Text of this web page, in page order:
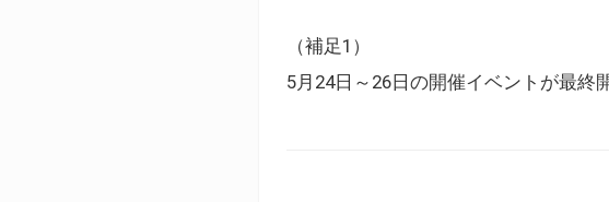
（補足1）
5月24日～26日の開催イベントが最終